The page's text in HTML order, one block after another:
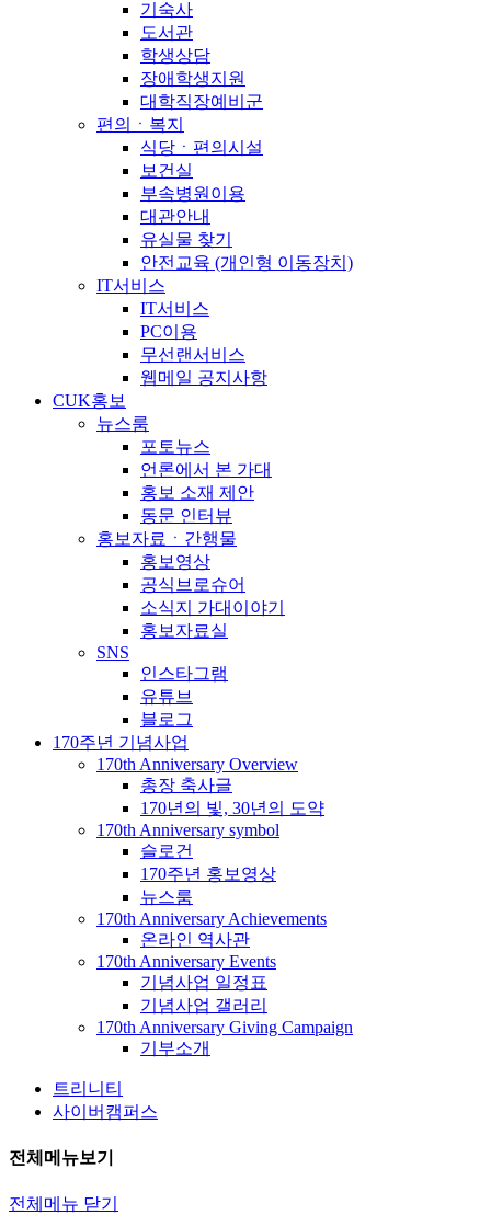
기숙사
도서관
학생상담
장애학생지원
대학직장예비군
편의ㆍ복지
식당ㆍ편의시설
보건실
부속병원이용
대관안내
유실물 찾기
안전교육 (개인형 이동장치)
IT서비스
IT서비스
PC이용
무선랜서비스
웹메일 공지사항
CUK홍보
뉴스룸
포토뉴스
언론에서 본 가대
홍보 소재 제안
동문 인터뷰
홍보자료ㆍ간행물
홍보영상
공식브로슈어
소식지 가대이야기
홍보자료실
SNS
인스타그램
유튜브
블로그
170주년 기념사업
170th Anniversary Overview
총장 축사글
170년의 빛, 30년의 도약
170th Anniversary symbol
슬로건
170주년 홍보영상
뉴스룸
170th Anniversary Achievements
온라인 역사관
170th Anniversary Events
기념사업 일정표
기념사업 갤러리
170th Anniversary Giving Campaign
기부소개
트리니티
사이버캠퍼스
전체메뉴보기
전체메뉴 닫기